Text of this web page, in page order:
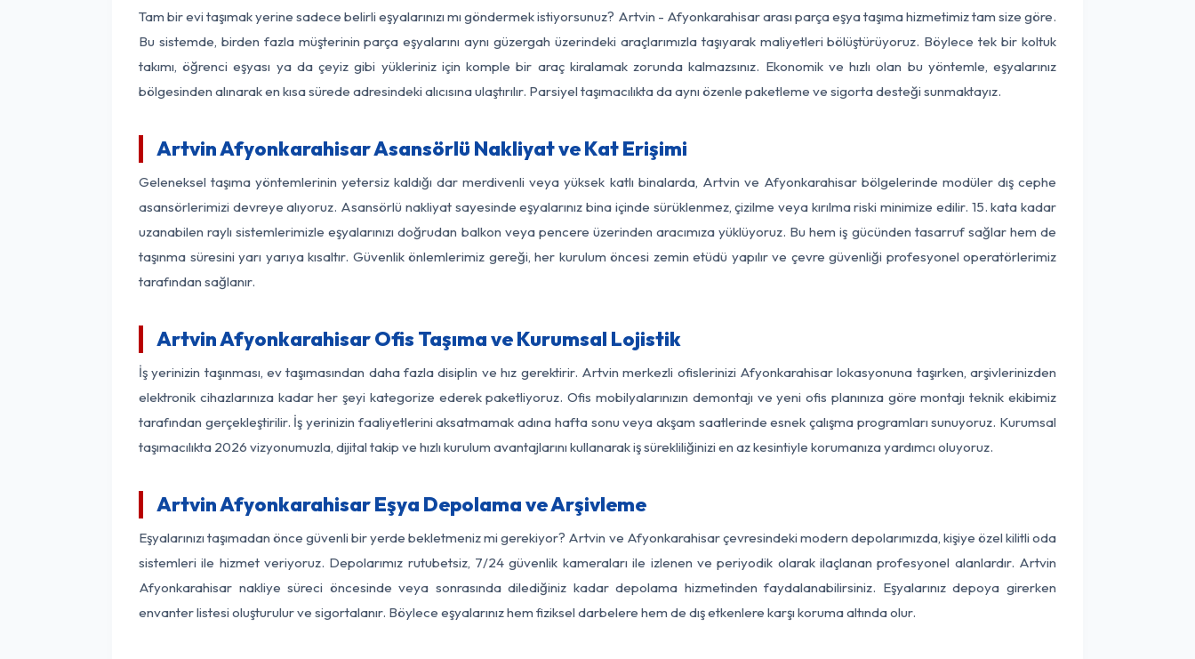
Tam bir evi taşımak yerine sadece belirli eşyalarınızı mı göndermek istiyorsunuz? Artvin - Afyonkarahisar arası parça eşya taşıma hizmetimiz tam size göre.
Bu sistemde, birden fazla müşterinin parça eşyalarını aynı güzergah üzerindeki araçlarımızla taşıyarak maliyetleri bölüştürüyoruz. Böylece tek bir koltuk
takımı, öğrenci eşyası ya da çeyiz gibi yükleriniz için komple bir araç kiralamak zorunda kalmazsınız. Ekonomik ve hızlı olan bu yöntemle, eşyalarınız
bölgesinden alınarak en kısa sürede adresindeki alıcısına ulaştırılır. Parsiyel taşımacılıkta da aynı özenle paketleme ve sigorta desteği sunmaktayız.
Artvin Afyonkarahisar Asansörlü Nakliyat ve Kat Erişimi
Geleneksel taşıma yöntemlerinin yetersiz kaldığı dar merdivenli veya yüksek katlı binalarda, Artvin ve Afyonkarahisar bölgelerinde modüler dış cephe
asansörlerimizi devreye alıyoruz. Asansörlü nakliyat sayesinde eşyalarınız bina içinde sürüklenmez, çizilme veya kırılma riski minimize edilir. 15. kata kadar
uzanabilen raylı sistemlerimizle eşyalarınızı doğrudan balkon veya pencere üzerinden aracımıza yüklüyoruz. Bu hem iş gücünden tasarruf sağlar hem de
taşınma süresini yarı yarıya kısaltır. Güvenlik önlemlerimiz gereği, her kurulum öncesi zemin etüdü yapılır ve çevre güvenliği profesyonel operatörlerimiz
tarafından sağlanır.
Artvin Afyonkarahisar Ofis Taşıma ve Kurumsal Lojistik
İş yerinizin taşınması, ev taşımasından daha fazla disiplin ve hız gerektirir. Artvin merkezli ofislerinizi Afyonkarahisar lokasyonuna taşırken, arşivlerinizden
elektronik cihazlarınıza kadar her şeyi kategorize ederek paketliyoruz. Ofis mobilyalarınızın demontajı ve yeni ofis planınıza göre montajı teknik ekibimiz
tarafından gerçekleştirilir. İş yerinizin faaliyetlerini aksatmamak adına hafta sonu veya akşam saatlerinde esnek çalışma programları sunuyoruz. Kurumsal
taşımacılıkta 2026 vizyonumuzla, dijital takip ve hızlı kurulum avantajlarını kullanarak iş sürekliliğinizi en az kesintiyle korumanıza yardımcı oluyoruz.
Artvin Afyonkarahisar Eşya Depolama ve Arşivleme
Eşyalarınızı taşımadan önce güvenli bir yerde bekletmeniz mi gerekiyor? Artvin ve Afyonkarahisar çevresindeki modern depolarımızda, kişiye özel kilitli oda
sistemleri ile hizmet veriyoruz. Depolarımız rutubetsiz, 7/24 güvenlik kameraları ile izlenen ve periyodik olarak ilaçlanan profesyonel alanlardır. Artvin
Afyonkarahisar nakliye süreci öncesinde veya sonrasında dilediğiniz kadar depolama hizmetinden faydalanabilirsiniz. Eşyalarınız depoya girerken
envanter listesi oluşturulur ve sigortalanır. Böylece eşyalarınız hem fiziksel darbelere hem de dış etkenlere karşı koruma altında olur.